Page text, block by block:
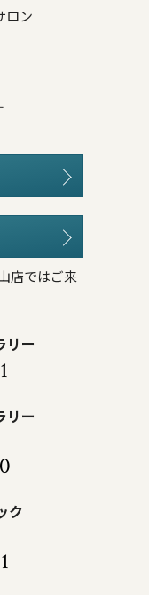
ロン
店ではご来
リー
リー
ク